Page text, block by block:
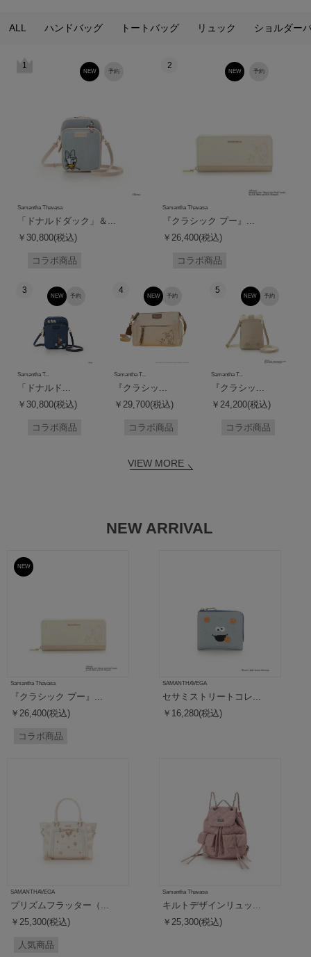
ALL ハンドバッグ トートバッグ リュック ショルダー
1
予約
NEW
Samantha Thavasa
「ドナルドダック」＆...
￥30,800(税込)
コラボ商品
2
予約
NEW
Samantha Thavasa
『クラシック プー』...
￥26,400(税込)
コラボ商品
3
予約
NEW
Samantha T...
「ドナルド...
￥30,800(税込)
コラボ商品
4
予約
NEW
Samantha T...
『クラシッ...
￥29,700(税込)
コラボ商品
5
予約
NEW
Samantha T...
『クラシッ...
￥24,200(税込)
コラボ商品
VIEW MORE
NEW ARRIVAL
予約
NEW
Samantha Thavasa
『クラシック プー』...
￥26,400(税込)
コラボ商品
SAMANTHAVEGA
セサミストリートコレ...
￥16,280(税込)
SAMANTHAVEGA
プリズムフラッター（...
￥25,300(税込)
人気商品
Samantha Thavasa
キルトデザインリュッ...
￥25,300(税込)